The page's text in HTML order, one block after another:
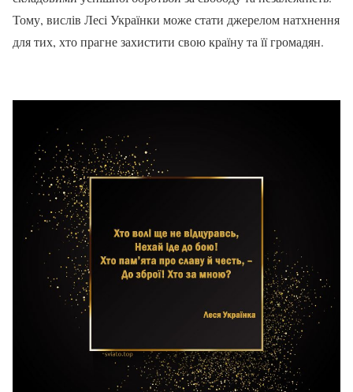
Тому, вислів Лесі Українки може стати джерелом натхнення
для тих, хто прагне захистити свою країну та її громадян.